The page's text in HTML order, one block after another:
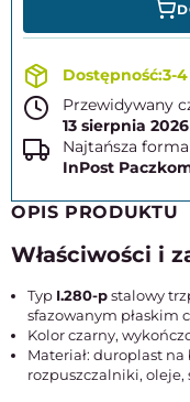
3-
Przewidywany
13 sierpnia 2026
Najtańsza
InPost
OPIS PRODUKTU
Właściwości i
Typ I.280-pstalowy
sfazowanym płaskim
Kolor czarny,
Materiał: duroplast
rozpuszczalniki,